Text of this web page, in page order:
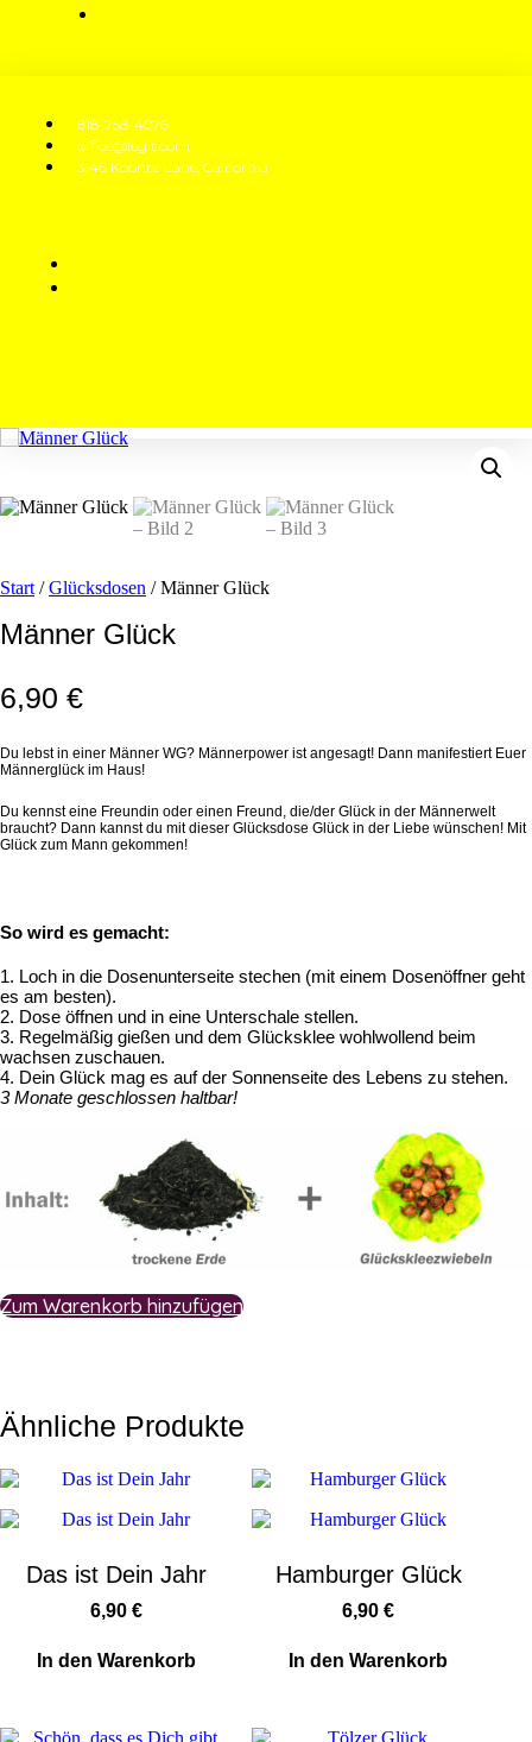
818-758-4076
office@legit.com
3146 Koontz Lane, California
Start/Glücksdosen / Männer Glück
Männer Glück
6,90 €
Du lebst in einer Männer WG? Männerpower ist angesagt! Dann manifestiert Euer
Männerglück im Haus!
Du kennst eine Freundin oder einen Freund, die/der Glück in der Männerwelt
braucht? Dann kannst du mit dieser Glücksdose Glück in der Liebe wünschen! Mit
Glück zum Mann gekommen!
So wird es gemacht:
1. Loch in die Dosenunterseite stechen (mit einem Dosenöffner geht
es am besten).
2. Dose öffnen und in eine Unterschale stellen.
3. Regelmäßig gießen und dem Glücksklee wohlwollend beim
wachsen zuschauen.
4. Dein Glück mag es auf der Sonnenseite des Lebens zu stehen.
3 Monate geschlossen haltbar!
Zum Warenkorb hinzufügen
Ähnliche Produkte
Das ist Dein Jahr
6,90 €
In den Warenkorb
Hamburger Glück
6,90€
In den Warenkorb